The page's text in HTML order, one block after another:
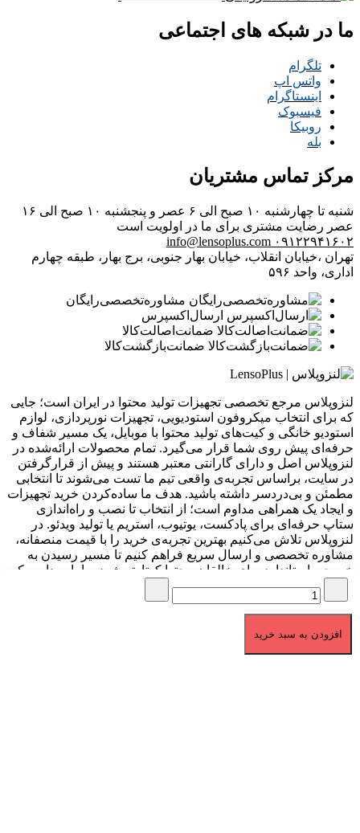
افزودن به سبد خرید
ما در شبکه های اجتماعی
تلگرام
واتس اپ
اینستاگرام
فیسبوک
روبیکا
بله
مرکز تماس مشتریان
شنبه تا چهارشنبه ۱۰ صبح الی ۶ عصر و پنجشنبه ۱۰ صبح الی ۱۶
عصر رضایت مشتری برای ما در اولویت است
۰۹۱۲۲۹۴۱۶۰۲ info@lensoplus.com
تهران ،خیابان انقلاب، خیابان بهار جنوبی، برج بهار، طبقه چهارم
اداری، واحد ۵۹۶
مشاوره‌تخصصی‌رایگان
ارسال‌اکسپرس
ضمانت‌اصالت‌کالا
ضمانت‌بازگشت‌کالا
لنزوپلاس مرجع تخصصی تجهیزات تولید محتوا در ایران است؛ جایی
که برای انتخاب میکروفون استودیویی، تجهیزات نورپردازی، لوازم
استودیو خانگی و کیت‌های تولید محتوا با موبایل، یک مسیر شفاف و
حرفه‌ای پیش روی شما قرار می‌گیرد. تمام محصولات ارائه‌شده در
لنزوپلاس اصل و دارای گارانتی معتبر هستند و پیش از قرارگرفتن
در سایت، براساس تجربه‌ی واقعی تیم ما تست می‌شوند تا انتخابی
مطمئن و بی‌دردسر داشته باشید. هدف ما ساده‌کردن خرید تجهیزات
و ایجاد یک همراهی مداوم است؛ از انتخاب تا نصب و راه‌اندازی
ستاپ حرفه‌ای برای پادکست، یوتیوب، استریم یا تولید ویدئو. در
لنزوپلاس تلاش می‌کنیم بهترین تجربه‌ی خرید را با قیمت منصفانه،
مشاوره تخصصی و ارسال سریع فراهم کنیم تا مسیر رسیدن به
خروجی استاندارد برای خالقان محتوا کوتاه‌تر شود. ما باور داریم که
کیفیت صدا و تصویر، پایه‌ی هر محتوای حرفه‌ای است و مأموریت ما
کمک به ساخت همین کیفیت است.
برگشت به بالا